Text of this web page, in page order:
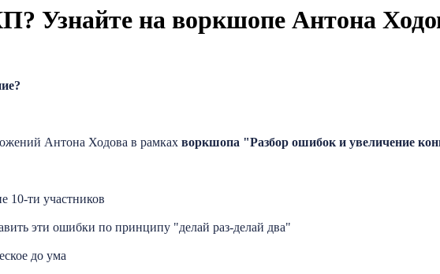
Узнайте на воркшопе Антона
Антона Ходова в рамках воркшопа "Разбор ошибок и увеличение
10-ти участников
эти ошибки по принципу "делай раз-делай два"
до ума